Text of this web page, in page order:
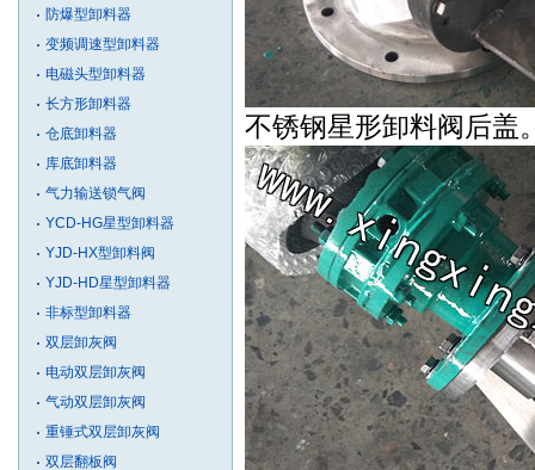
防爆型卸料器
变频调速型卸料器
电磁头型卸料器
长方形卸料器
仓底卸料器
库底卸料器
气力输送锁气阀
YCD-HG星型卸料器
YJD-HX型卸料阀
YJD-HD星型卸料器
非标型卸料器
双层卸灰阀
电动双层卸灰阀
气动双层卸灰阀
重锤式双层卸灰阀
双层翻板阀
不锈钢星形卸料阀后盖